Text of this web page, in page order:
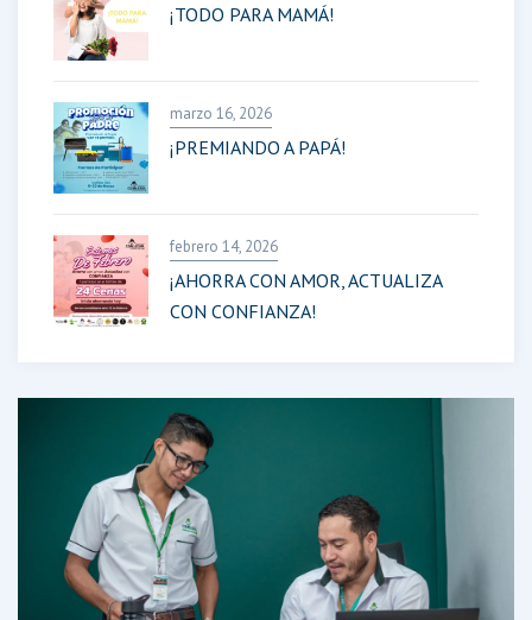
¡TODO PARA MAMÁ!
marzo 16, 2026
¡PREMIANDO A PAPÁ!
febrero 14, 2026
¡AHORRA CON AMOR, ACTUALIZA
CON CONFIANZA!